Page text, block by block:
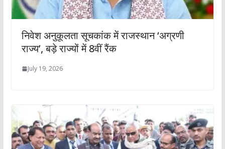
निवेश अनुकूलता सूचकांक में राजस्थान ‘अग्रणी
राज्य’, बड़े राज्यों में 8वीं रैंक
July 19, 2026